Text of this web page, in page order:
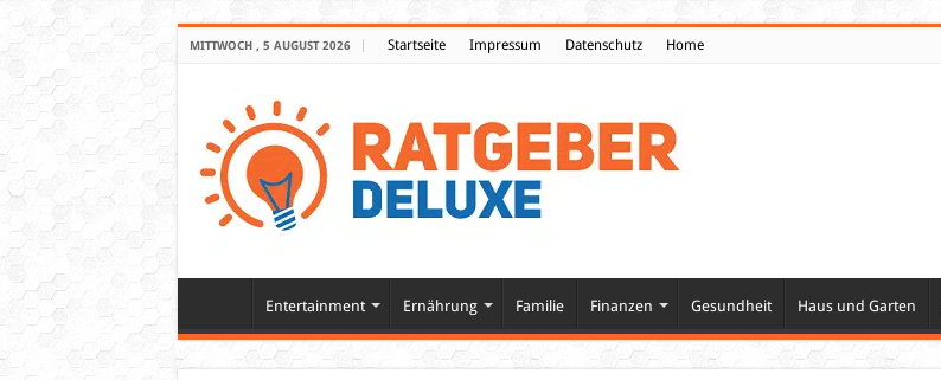
MITTWOCH , 5 AUGUST 2026 Startseite Impressum Datenschutz Home
Entertainment Ernährung Familie Finanzen Gesundheit Haus und Garten